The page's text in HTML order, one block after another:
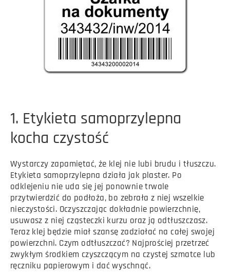
1. Etykieta samoprzylepna
kocha czystość
Wystarczy zapamiętać, że klej nie lubi brudu i tłuszczu.
Etykieta samoprzylepna działa jak plaster. Po
odklejeniu nie uda się jej ponownie trwale
przytwierdzić do podłoża, bo zebrała z niej wszelkie
nieczystości. Oczyszczając dokładnie powierzchnię,
usuwasz z niej cząsteczki kurzu oraz ją odtłuszczasz.
Teraz klej będzie miał szansę zadziałać na całej swojej
powierzchni. Czym odtłuszczać? Najprościej przetrzeć
zwykłym środkiem czyszczącym na czystej szmatce lub
ręczniku papierowym i dać wyschnąć.